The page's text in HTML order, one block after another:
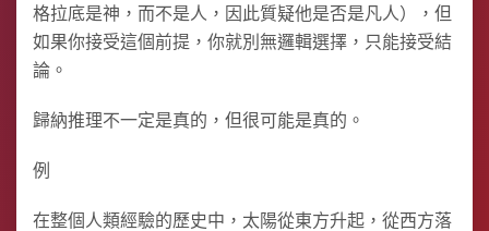
格拉底是神，而不是人，因此質疑他是否是凡人），但
如果你接受這個前提，你就別無邏輯選擇，只能接受結
論。
歸納推理不一定是真的，但很可能是真的。
例
在整個人類經驗的歷史中，太陽從東方升起，從西方落